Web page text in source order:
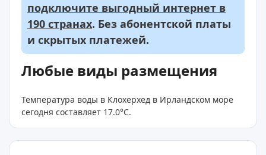
подключите выгодный интернет в
190 странах. Без абонентской платы
и скрытых платежей.
Любые виды размещения
Температура воды в Клохерхед в Ирландском море
сегодня составляет 17.0°C.